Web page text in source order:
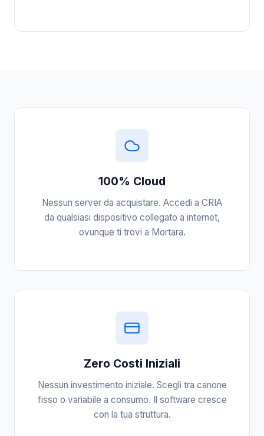
100% Cloud
Nessun server da acquistare. Accedi a CRIA
da qualsiasi dispositivo collegato a internet,
ovunque ti trovi a Mortara.
Zero Costi Iniziali
Nessun investimento iniziale. Scegli tra canone
fisso o variabile a consumo. Il software cresce
con la tua struttura.